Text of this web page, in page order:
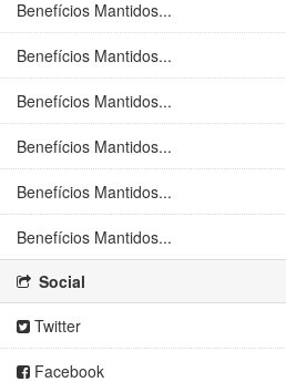
Benefícios Mantidos...
Benefícios Mantidos...
Benefícios Mantidos...
Benefícios Mantidos...
Benefícios Mantidos...
Benefícios Mantidos...
Social
Twitter
Facebook